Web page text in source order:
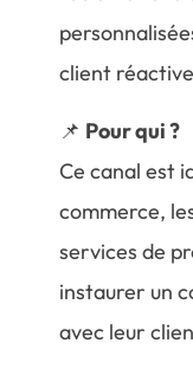
client
📌 Pour qui ?
Ce canal est
commerce,
services de
instaurer un
avec leur